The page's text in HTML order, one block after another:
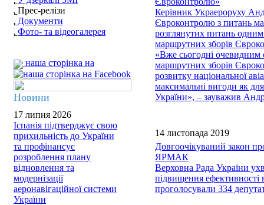
Прес-релізи
Документи
Фото- та відеогалерея
наша сторінка на
Новини
17 липня 2026
Іспанія підтверджує свою
прихильність до України
та профінансує
розроблення плану
відновлення та
модернізації
аеронавігаційної системи
України
Керівник Украероруху
Євроконтролю з питань
розглянутих питань одним
маршрутних зборів
«Вже сьогодні очевидним
маршрутних зборів
розвитку національної
максимальні вигоди як
України», – зауважив
14 листопада 2019
Довгоочікуваний закон
ЯРМАК
Верховна Рада України
підвищення ефективності
проголосували 334